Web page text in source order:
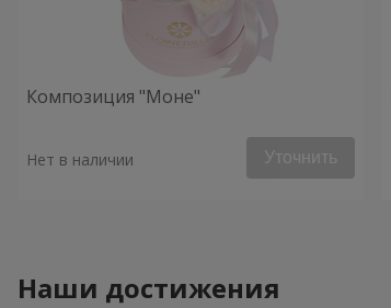
Композиция "Моне"
Нет в наличии Уточнить
Наши достижения